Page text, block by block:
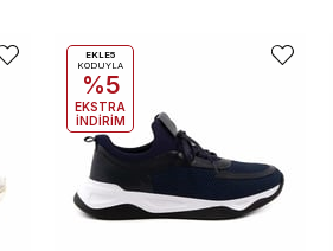
EKLE5
KODUYLA
%5
EKSTRA
İNDİRİM